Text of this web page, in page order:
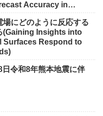
Accuracy in
場にどのように反応する
(Gaining Insights into
Surfaces Respond to
日令和8年熊本地震に伴